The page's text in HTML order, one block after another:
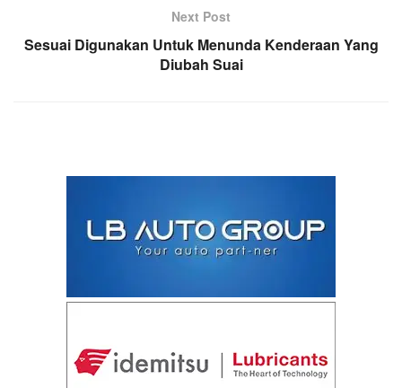
Next Post
Sesuai Digunakan Untuk Menunda Kenderaan Yang
Diubah Suai